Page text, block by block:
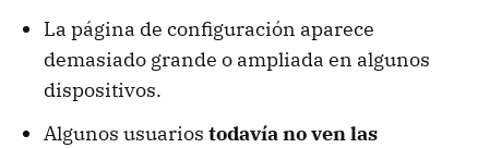
La página de configuración aparece
demasiado grande o ampliada en algunos
dispositivos.
Algunos usuarios todavía no ven las